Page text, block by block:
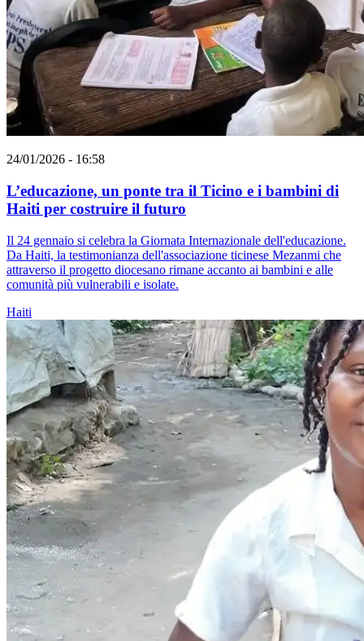
24/01/2026 - 16:58
L’educazione, un ponte tra il Ticino e i bambini di
Haiti per costruire il futuro
Il 24 gennaio si celebra la Giornata Internazionale dell'educazione.
Da Haiti, la testimonianza dell'associazione ticinese Mezanmi che
attraverso il progetto diocesano rimane accanto ai bambini e alle
comunità più vulnerabili e isolate.
Haiti